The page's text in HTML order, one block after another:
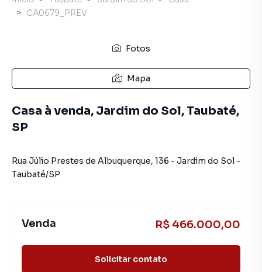
CA0679_PREV
Fotos
Mapa
Casa à venda, Jardim do Sol, Taubaté,
SP
Rua Júlio Prestes de Albuquerque, 136 - Jardim do Sol -
Taubaté/SP
Venda R$ 466.000,00
Solicitar contato